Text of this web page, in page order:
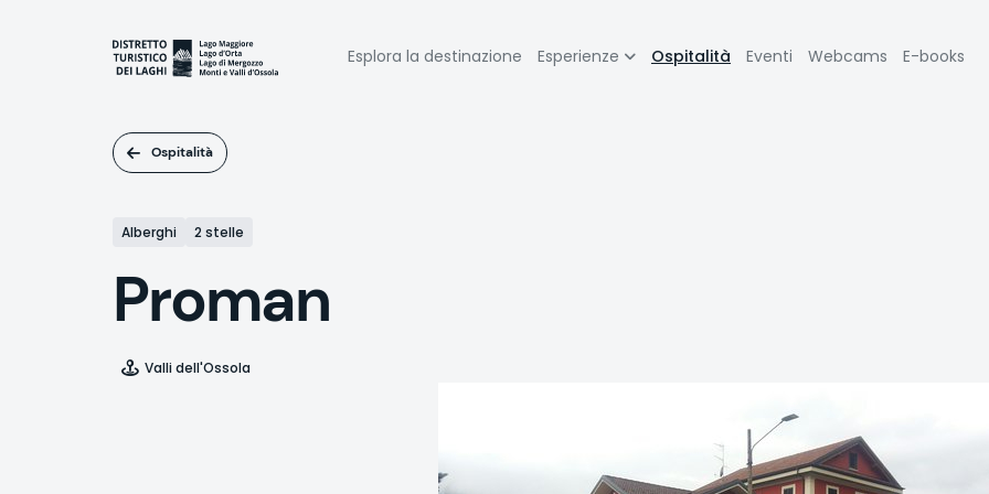
Navigazione
Esplora la destinazione Esperienze Ospitalità Eventi Webcams E-books
Ospitalità
Alberghi 2 stelle
Proman
Valli dell'Ossola